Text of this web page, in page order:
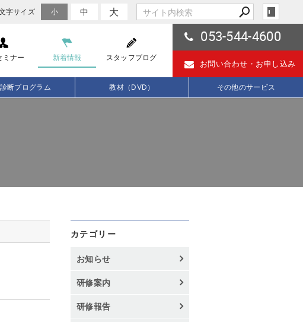
字サイズ 小 中 大
ミナー 新着情報 スタッフブログ
053-544-4600
お問い合わせ・ お申し込み
断プログラム 教材（DVD） その他のサービス
カテゴリー
お知らせ
研修案内
研修報告